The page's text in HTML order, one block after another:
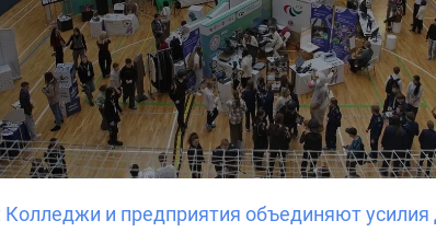
Колледжи и предприятия объединяют